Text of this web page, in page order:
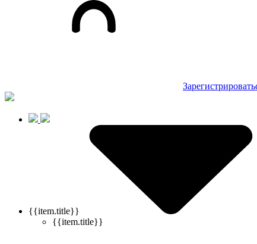
{{item.title}}
{{item.title}}